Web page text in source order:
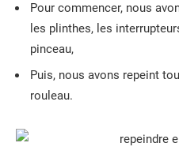
Pour commencer, nous
les plinthes, les
pinceau,
Puis, nous avons repeint
rouleau.